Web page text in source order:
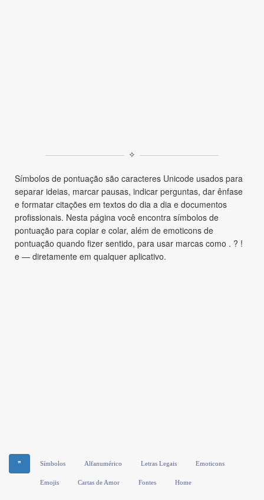
✧
Símbolos de pontuação são caracteres Unicode usados para
separar ideias, marcar pausas, indicar perguntas, dar ênfase
e formatar citações em textos do dia a dia e documentos
profissionais. Nesta página você encontra símbolos de
pontuação para copiar e colar, além de emoticons de
pontuação quando fizer sentido, para usar marcas como . ? !
e — diretamente em qualquer aplicativo.
❞ Símbolos Alfanumérico Letras Legais Emoticons
Emojis Cartas de Amor Fontes Home